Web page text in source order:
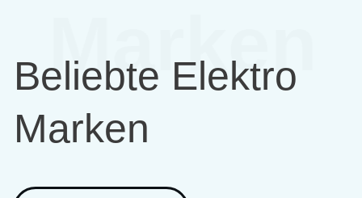
Marken
Beliebte Elektro
Marken